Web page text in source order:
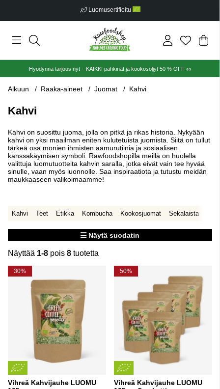
Luomusertifioitu
.
Hyödynnä tarjous nyt – KAIKKI pähkinät ja kookosöljyt 50 % OFF 🥜
Alkuun Raaka-aineet Juomat Kahvi
Kahvi
Kahvi on suosittu juoma, jolla on pitkä ja rikas historia. Nykyään
kahvi on yksi maailman eniten kulutetuista juomista. Siitä on tullut
tärkeä osa monien ihmisten aamurutiinia ja sosiaalisen
kanssakäymisen symboli. Rawfoodshopilla meillä on huolella
valittuja luomutuotteita kahvin saralla, jotka eivät vain tee hyvää
sinulle, vaan myös luonnolle. Saa inspiraatiota ja tutustu meidän
maukkaaseen valikoimaamme!
Kahvi Teet Etikka Kombucha Kookosjuomat Sekalaista
Näytä suodatin
Näyttää 1-8 pois 8 tuotetta
Tuotteet
30%
Vihreä Kahvijauhe LUOMU
50%
Vihreä Kahvijauhe LUOMU